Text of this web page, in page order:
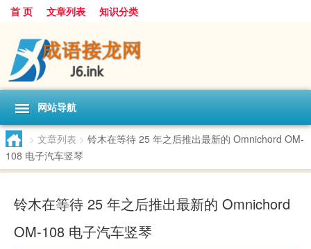
首 页 文章列表 知识分类
网站导航
> 文章列表 > 铃木在等待 25 年之后推出最新的 Omnichord OM-
108 电子汽车竖琴
铃木在等待 25 年之后推出最新的 Omnichord
OM-108 电子汽车竖琴